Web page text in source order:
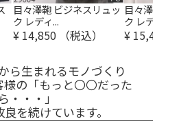
目々澤鞄 ビジネスリュッ
ク レディ...
¥ 14,850 （税込）
目々澤鞄 ビ
ク レディ...
¥ 15,400
ら生まれるモノづくり
の「もっと〇〇だった
ら・・・」
を続けています。